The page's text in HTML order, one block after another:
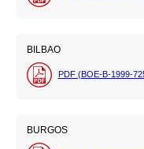
BILBAO
PDF (BOE-B-1999-
BURGOS